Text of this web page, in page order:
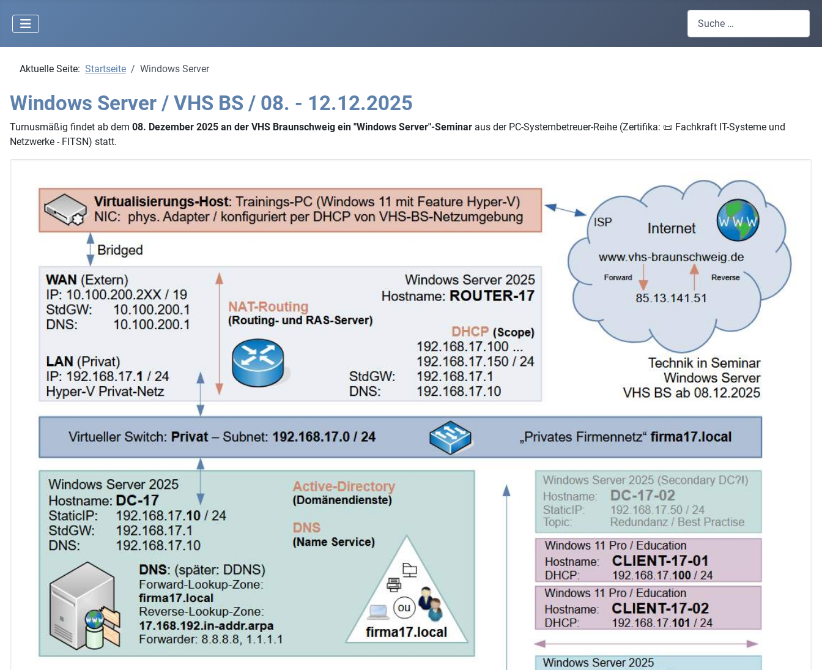
Aktuelle Seite: Startseite Windows Server
Windows Server / VHS BS / 08. - 12.12.2025
Turnusmäßig findet ab dem 08. Dezember 2025 an der VHS Braunschweig ein "Windows Server"-Seminar aus der PC-Systembetreuer-Reihe (Zertifika: 📜 Fachkraft IT-Systeme und
Netzwerke - FITSN) statt.